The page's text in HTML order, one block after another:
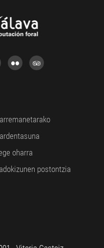
oharra
postontzia